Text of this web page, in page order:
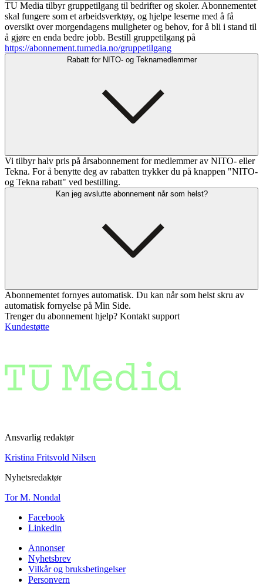
TU Media tilbyr gruppetilgang til bedrifter og skoler. Abonnementet
skal fungere som et arbeidsverktøy, og hjelpe leserne med å få
oversikt over morgendagens muligheter og behov, for å bli i stand til
å gjøre en enda bedre jobb. Bestill gruppetilgang på
https://abonnement.tumedia.no/gruppetilgang
Rabatt for NITO- og Teknamedlemmer
Vi tilbyr halv pris på årsabonnement for medlemmer av NITO- eller
Tekna. For å benytte deg av rabatten trykker du på knappen "NITO-
og Tekna rabatt" ved bestilling.
Kan jeg avslutte abonnement når som helst?
Abonnementet fornyes automatisk. Du kan når som helst skru av
automatisk fornyelse på Min Side.
Trenger du abonnement hjelp? Kontakt support
Kundestøtte
Ansvarlig redaktør
Kristina Fritsvold Nilsen
Nyhetsredaktør
Tor M. Nondal
Facebook
Linkedin
Annonser
Nyhetsbrev
Vilkår og bruksbetingelser
Personvern